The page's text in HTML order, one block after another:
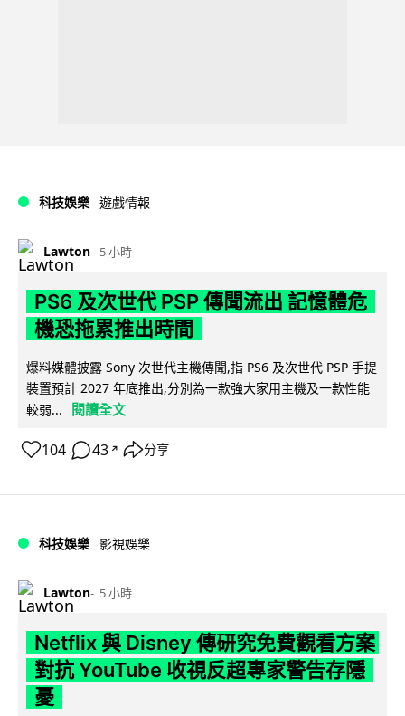
科技娛樂 遊戲情報
Lawton 5 小時
PS6 及次世代 PSP 傳聞流出 記憶體危
機恐拖累推出時間
爆料媒體披露 Sony 次世代主機傳聞,指 PS6 及次世代 PSP 手提
裝置預計 2027 年底推出,分別為一款強大家用主機及一款性能
較弱...
閱讀全文
104 43 ↗ 分享
科技娛樂 影視娛樂
Lawton 5 小時
Netflix 與 Disney 傳研究免費觀看方案
對抗 YouTube 收視反超專家警告存隱
憂